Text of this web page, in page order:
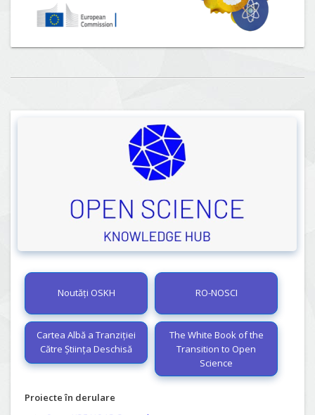
Noutăți OSKH RO-NOSCI
Cartea Albă a Tranziției
Către Știința Deschisă
The White Book of the
Transition to Open
Science
Proiecte în derulare